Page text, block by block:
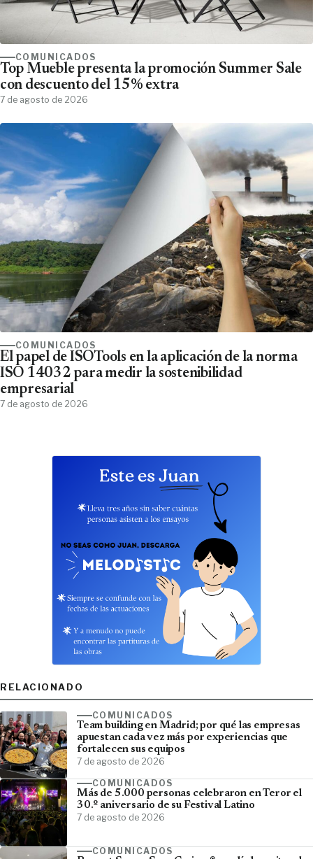
COMUNICADOS
Top Mueble presenta la promoción Summer Sale
con descuento del 15% extra
7 de agosto de 2026
COMUNICADOS
El papel de ISOTools en la aplicación de la norma
ISO 14032 para medir la sostenibilidad
empresarial
7 de agosto de 2026
RELACIONADO
COMUNICADOS
Team building en Madrid; por qué las empresas
apuestan cada vez más por experiencias que
fortalecen sus equipos
7 de agosto de 2026
COMUNICADOS
Más de 5.000 personas celebraron en Teror el
30.º aniversario de su Festival Latino
7 de agosto de 2026
COMUNICADOS